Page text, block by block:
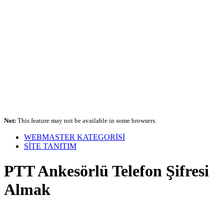
Not: This feature may not be available in some browsers.
WEBMASTER KATEGORİSİ
SİTE TANITIM
PTT Ankesörlü Telefon Şifresi
Almak